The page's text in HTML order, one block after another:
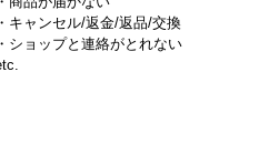
・キャンセル/返金/返品/交換
・ショップと連絡がとれない